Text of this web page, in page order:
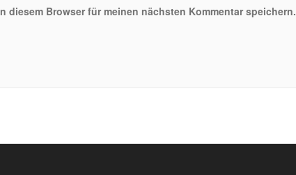
diesem Browser für meinen nächsten Kommentar speichern.